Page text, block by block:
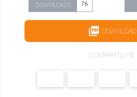
DOWNLOADS 76
DOWNLOAD
COMPARTILHE